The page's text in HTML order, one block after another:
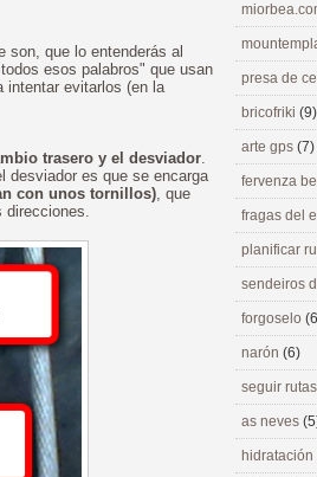
son, que lo entenderás al
esos palabros" que usan
intentar evitarlos (en la
trasero y el desviador.
desviador es que se encarga
con unos tornillos), que
direcciones.
presa de
bricofriki (9)
arte gps (7)
fervenza
fragas del
planificar
sendeiros
forgoselo
narón (6)
seguir
as neves
hidratación